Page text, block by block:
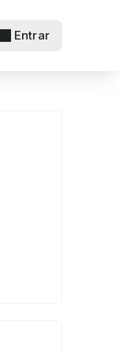
Entrar